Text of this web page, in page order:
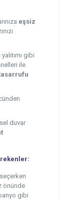
eşsiz
gibi
ile
duvar
önünde
gibi